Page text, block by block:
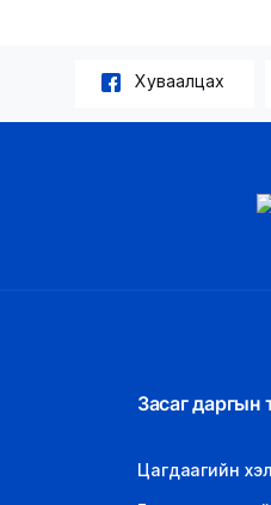
Хуваалцах
Засаг даргын
Цагдаагийн